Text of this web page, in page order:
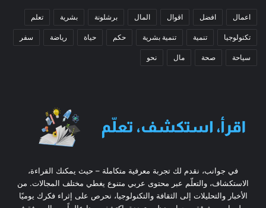
اعمال افضل اقوال المال برشلونة بشرية تعلم
تكنولوجيا تنمية تنمية بشرية حكم حياة رياضة سفر
سياحة صحة مال نحو
في جوانب، نقدم لك تجربة معرفية متكاملة – حيث يمكنك القراءة،
الاستكشاف، والتعلّم عبر محتوى عربي متنوع يغطي مختلف المجالات. من
الأخبار والتحليلات إلى الثقافة والتكنولوجيا، نحرص على إثراء فكرك يوميًا